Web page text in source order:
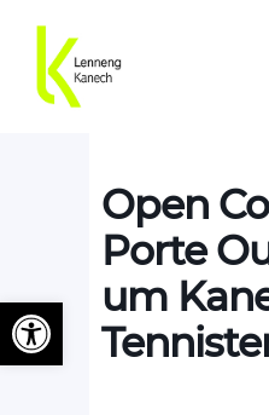
Open
Porte
um
Ouvrir la barre d’outils